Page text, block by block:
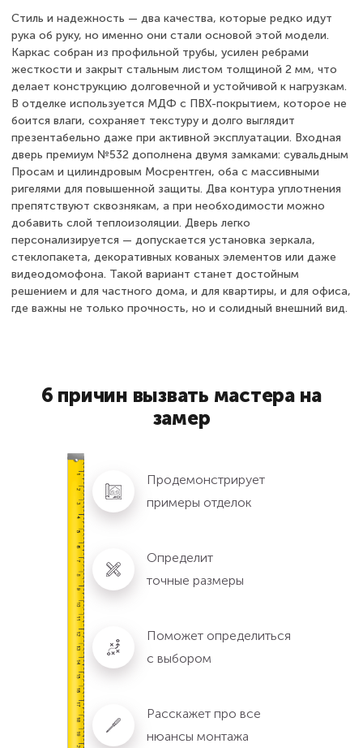
Стиль и надежность — два качества, которые редко идут
рука об руку, но именно они стали основой этой модели.
Каркас собран из профильной трубы, усилен ребрами
жесткости и закрыт стальным листом толщиной 2 мм, что
делает конструкцию долговечной и устойчивой к нагрузкам.
В отделке используется МДФ с ПВХ-покрытием, которое не
боится влаги, сохраняет текстуру и долго выглядит
презентабельно даже при активной эксплуатации. Входная
дверь премиум №532 дополнена двумя замками: сувальдным
Просам и цилиндровым Мосрентген, оба с массивными
ригелями для повышенной защиты. Два контура уплотнения
препятствуют сквознякам, а при необходимости можно
добавить слой теплоизоляции. Дверь легко
персонализируется — допускается установка зеркала,
стеклопакета, декоративных кованых элементов или даже
видеодомофона. Такой вариант станет достойным
решением и для частного дома, и для квартиры, и для офиса,
где важны не только прочность, но и солидный внешний вид.
6 причин вызвать мастера на
замер
Продемонстрирует
примеры отделок
Определит
точные размеры
Поможет определиться
с выбором
Расскажет про все
нюансы монтажа